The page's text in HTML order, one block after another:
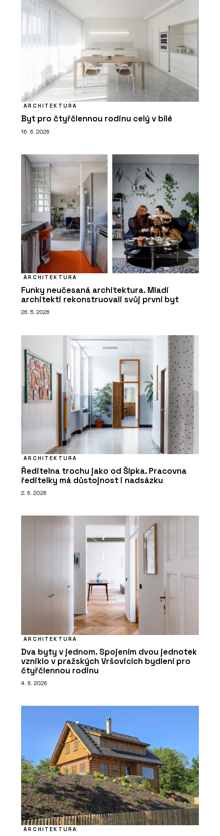
ARCHITEKTURA
Byt pro čtyřčlennou rodinu celý v bílé
16. 6. 2026
ARCHITEKTURA
Funky neučesaná architektura. Mladí
architekti rekonstruovali svůj první byt
26. 5. 2026
ARCHITEKTURA
Ředitelna trochu jako od Šípka. Pracovna
ředitelky má důstojnost i nadsázku
2. 6. 2026
ARCHITEKTURA
Dva byty v jednom. Spojením dvou jednotek
vzniklo v pražských Vršovicích bydlení pro
čtyřčlennou rodinu
4. 6. 2026
ARCHITEKTURA